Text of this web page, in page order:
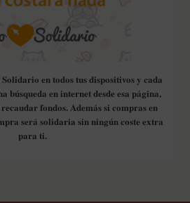
en todos tus dispositivos y cada
búsqueda en internet desde esa página,
fondos. Además si compras en
será solidaria sin ningún coste extra
para ti.